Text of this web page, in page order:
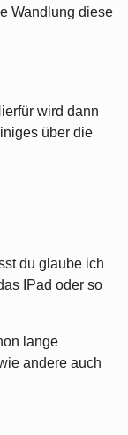
Wandlung diese
wird dann
über die
du glaube ich
IPad oder so
lange
andere auch